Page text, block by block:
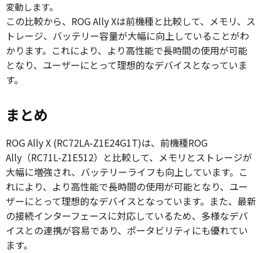
変動します。
この比較から、ROG Ally Xは前機種と比較して、メモリ、ス
トレージ、バッテリー容量が大幅に向上していることがわ
かります。これにより、より高性能で長時間の使用が可能
となり、ユーザーにとって理想的なデバイスとなっていま
す。
まとめ
ROG Ally X (RC72LA-Z1E24G1T)は、前機種ROG
Ally（RC71L-Z1E512）と比較して、メモリとストレージが
大幅に増強され、バッテリーライフも向上しています。こ
れにより、より高性能で長時間の使用が可能となり、ユー
ザーにとって理想的なデバイスとなっています。また、最新
の接続インターフェースに対応しているため、多様なデバ
イスとの連携が容易であり、ポータビリティにも優れてい
ます。